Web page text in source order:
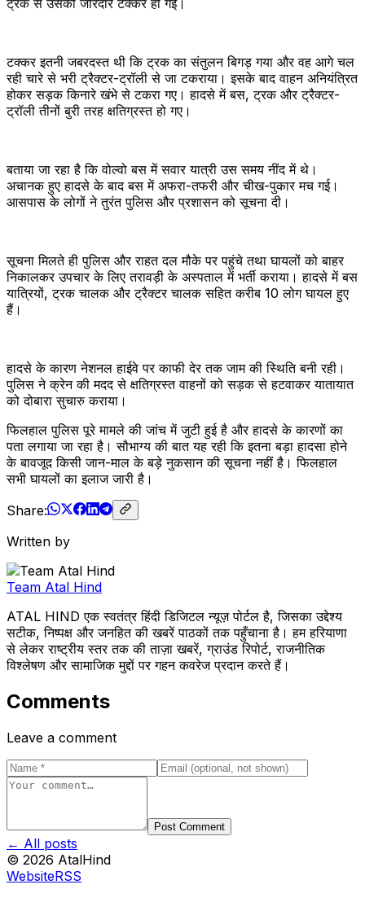
टक्कर इतनी जबरदस्त थी कि ट्रक का संतुलन बिगड़ गया और वह आगे चल
रही चारे से भरी ट्रैक्टर-ट्रॉली से जा टकराया। इसके बाद वाहन अनियंत्रित
होकर सड़क किनारे खंभे से टकरा गए। हादसे में बस, ट्रक और ट्रैक्टर-
ट्रॉली तीनों बुरी तरह क्षतिग्रस्त हो गए।
बताया जा रहा है कि वोल्वो बस में सवार यात्री उस समय नींद में थे।
अचानक हुए हादसे के बाद बस में अफरा-तफरी और चीख-पुकार मच गई।
आसपास के लोगों ने तुरंत पुलिस और प्रशासन को सूचना दी।
सूचना मिलते ही पुलिस और राहत दल मौके पर पहुंचे तथा घायलों को बाहर
निकालकर उपचार के लिए तरावड़ी के अस्पताल में भर्ती कराया। हादसे में बस
यात्रियों, ट्रक चालक और ट्रैक्टर चालक सहित करीब 10 लोग घायल हुए
हैं।
हादसे के कारण नेशनल हाईवे पर काफी देर तक जाम की स्थिति बनी रही।
पुलिस ने क्रेन की मदद से क्षतिग्रस्त वाहनों को सड़क से हटवाकर यातायात
को दोबारा सुचारु कराया।
फिलहाल पुलिस पूरे मामले की जांच में जुटी हुई है और हादसे के कारणों का
पता लगाया जा रहा है। सौभाग्य की बात यह रही कि इतना बड़ा हादसा होने
के बावजूद किसी जान-माल के बड़े नुकसान की सूचना नहीं है। फिलहाल
सभी घायलों का इलाज जारी है।
Share:
Written by
Team Atal Hind
ATAL HIND एक स्वतंत्र हिंदी डिजिटल न्यूज़ पोर्टल है, जिसका उद्देश्य
सटीक, निष्पक्ष और जनहित की खबरें पाठकों तक पहुँचाना है। हम हरियाणा
से लेकर राष्ट्रीय स्तर तक की ताज़ा खबरें, ग्राउंड रिपोर्ट, राजनीतिक
विश्लेषण और सामाजिक मुद्दों पर गहन कवरेज प्रदान करते हैं।
Comments
Leave a comment
Post Comment
← All posts
© 2026 AtalHind
WebsiteRSS